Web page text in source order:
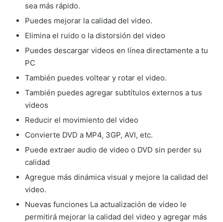
sea más rápido.
Puedes mejorar la calidad del video.
Elimina el ruido o la distorsión del video
Puedes descargar videos en línea directamente a tu
PC
También puedes voltear y rotar el video.
También puedes agregar subtítulos externos a tus
videos
Reducir el movimiento del video
Convierte DVD a MP4, 3GP, AVI, etc.
Puede extraer audio de video o DVD sin perder su
calidad
Agregue más dinámica visual y mejore la calidad del
video.
Nuevas funciones La actualización de video le
permitirá mejorar la calidad del video y agregar más